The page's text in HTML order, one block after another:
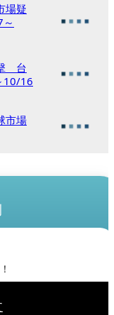
場疑
台
10/16
市場